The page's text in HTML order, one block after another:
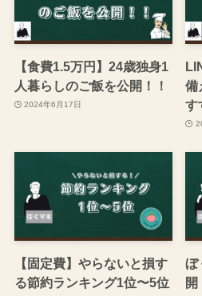
【食費1.5万円】24歳独身1
人暮らしのご飯を公開！！
2024年6月17日
備
す
【固定費】やらないと損す
る節約ランキング1位〜5位
ぼ
開